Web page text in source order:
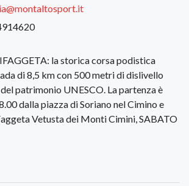
la storica corsa podistica
di 8,5 km con 500 metri di dislivello
patrimonio UNESCO. La partenza è
dalla piazza di Soriano nel Cimino e
Vetusta dei Monti Cimini, SABATO